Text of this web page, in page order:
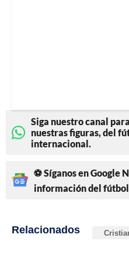
Siga nuestro canal
nuestras figuras, del
internacional.
⚽ Síganos en Google
información del
Relacionados